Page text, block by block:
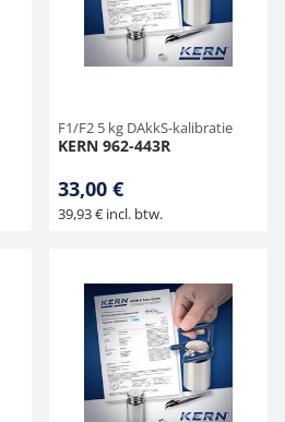
F1/F2 5 kg DAkkS-kalibratie
KERN 962-443R
33,00 €
39,93 € incl. btw.